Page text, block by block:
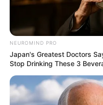
NEUROMIND PRO
Japan's Greatest Doctors
Stop Drinking These 3